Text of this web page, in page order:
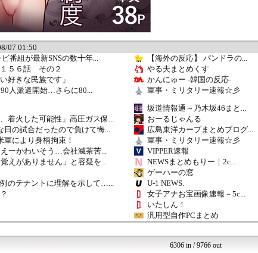
07 01:50
番組が最新SNSの数十年...
【海外の反応】 パンドラの...
５６話 その２
やる夫まとめくす
好きな民族です」
かんにゅー -韓国の反応-
人派遣開始…さらに80...
軍事・ミリタリー速報☆彡
坂道情報通～乃木坂46まと...
着火した可能性」高圧ガス保...
おーるじゃんる
の試合だったので負けて悔...
広島東洋カープまとめブログ...
により身柄拘束！
軍事・ミリタリー速報☆彡
ーかわいそう…会社滅茶苦...
VIPPER速報
えがありません」と容疑を...
NEWSまとめもりー｜2c...
ゲーハーの窓
のテナントに理解を示して…...
U-1 NEWS.
女子アナお宝画像速報－5c...
いたしん！
汎用型自作PCまとめ
ｗｗｗｗｗｗｗ
哲学ニュースnwk
日刊やきう速報
6306 in / 9766 out